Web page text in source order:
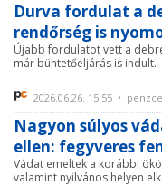
Durva fordulat a
rendőrség is
Újabb fordulatot vett a
már büntetőeljárás is indult.
2026.06.26. 15:55 •
Nagyon súlyos
ellen: fegyveres
Vádat emeltek a korábbi
valamint nyilvános helyen